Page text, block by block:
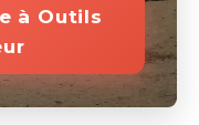
à Outils